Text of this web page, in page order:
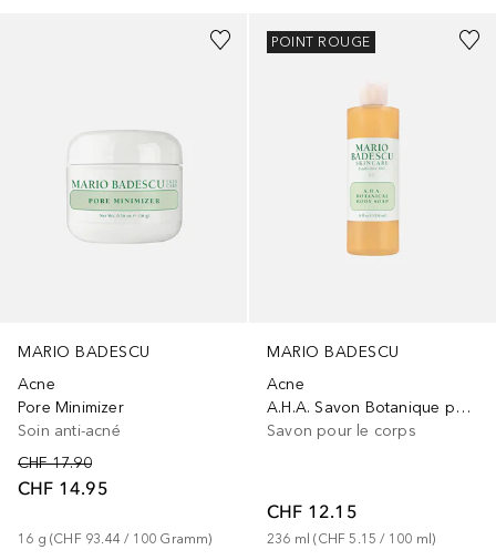
MARIO BADESCU
Acne
Pore Minimizer
Soin anti-acné
CHF 17.90
CHF 14.95
16 g (CHF 93.44 / 100 Gramm)
MARIO BADESCU
Acne
A.H.A. Savon Botanique pour le corps
Savon pour le corps
CHF 12.15
236 ml (CHF 5.15 / 100 ml)
POINT ROUGE